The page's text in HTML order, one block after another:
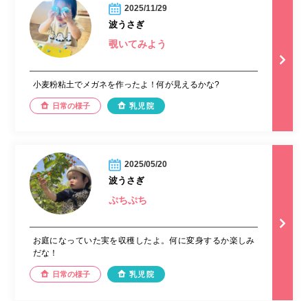
2025/11/29
波うさぎ
覗いてみよう
小麦粉粘土でメガネを作ったよ！何が見えるかな?
日常の様子 乳児院
2025/05/20
波うさぎ
ぷちぷち
お庭になっていた実を収穫したよ。何に変身するか楽しみ
だな！
日常の様子 乳児院